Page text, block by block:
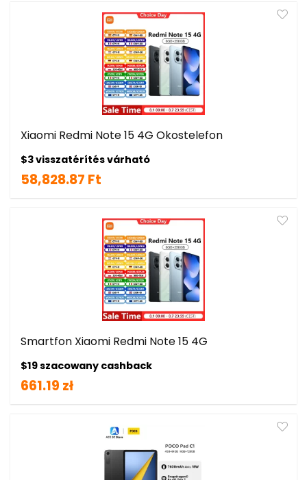
Xiaomi Redmi Note 15 4G Okostelefon
$3 visszatérítés várható
58,828.87 Ft
Smartfon Xiaomi Redmi Note 15 4G
$19 szacowany cashback
661.19 zł